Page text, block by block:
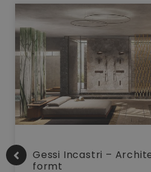
Gessi Incastri –
formt